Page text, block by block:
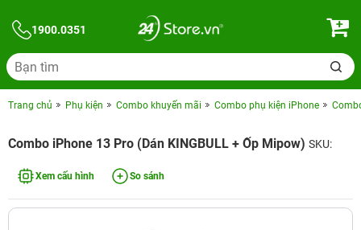
1900.0351
Trang chủ Phụ kiện Combo khuyến mãi Combo phụ kiện iPhone
Combo iPhone 13 Pro (Dán KINGBULL + Ốp Mipow) SKU:
Xem cấu hình So sánh